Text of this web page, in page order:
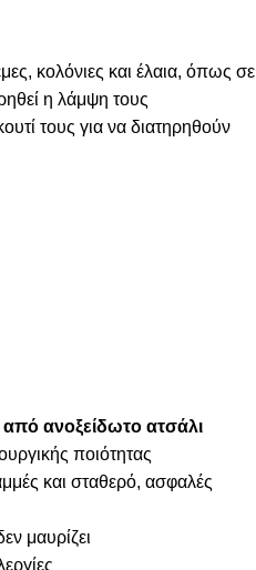
κολόνιες και έλαια, όπως σε
η λάμψη τους
τους για να διατηρηθούν
ανοξείδωτο ατσάλι
ποιότητας
και σταθερό, ασφαλές
μαυρίζει